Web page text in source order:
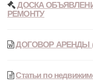
ДОСКА
РЕМОНТУ
ДОГОВОР АРЕНДЫ
Статьи по